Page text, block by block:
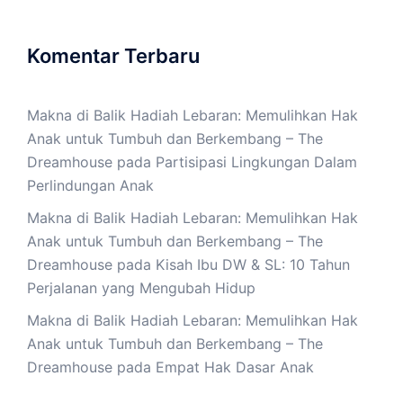
Komentar Terbaru
Makna di Balik Hadiah Lebaran: Memulihkan Hak
Anak untuk Tumbuh dan Berkembang – The
Dreamhouse pada Partisipasi Lingkungan Dalam
Perlindungan Anak
Makna di Balik Hadiah Lebaran: Memulihkan Hak
Anak untuk Tumbuh dan Berkembang – The
Dreamhouse pada Kisah Ibu DW & SL: 10 Tahun
Perjalanan yang Mengubah Hidup
Makna di Balik Hadiah Lebaran: Memulihkan Hak
Anak untuk Tumbuh dan Berkembang – The
Dreamhouse pada Empat Hak Dasar Anak